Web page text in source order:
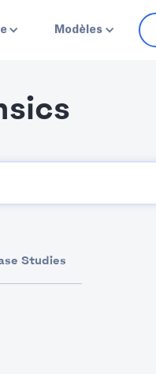
Modèles
Studies